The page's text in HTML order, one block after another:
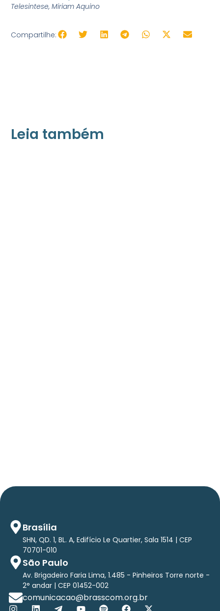
Telesintese, Miriam Aquino
Compartilhe:
Leia também
Brasília
SHN, QD. 1, BL. A, Edifício Le Quartier, Sala 1514 | CEP
70701-010
São Paulo
Av. Brigadeiro Faria Lima, 1.485 - Pinheiros Torre norte -
2° andar | CEP 01452-002
comunicacao@brasscom.org.br